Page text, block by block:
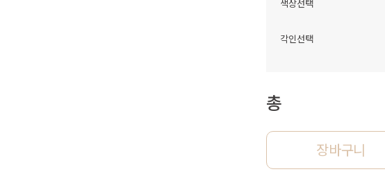
색상선택
각인선택
총
장바구니